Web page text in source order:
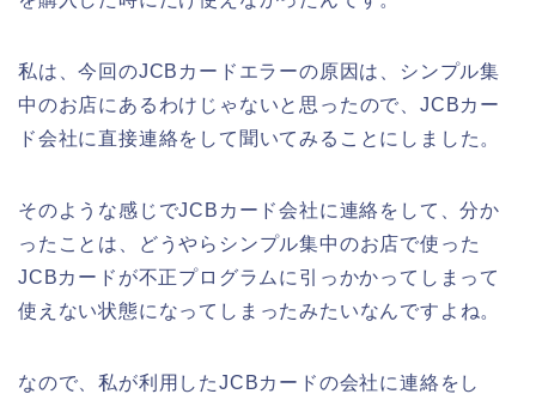
私は、今回のJCBカードエラーの原因は、シンプル集
中のお店にあるわけじゃないと思ったので、JCBカー
ド会社に直接連絡をして聞いてみることにしました。
そのような感じでJCBカード会社に連絡をして、分か
ったことは、どうやらシンプル集中のお店で使った
JCBカードが不正プログラムに引っかかってしまって
使えない状態になってしまったみたいなんですよね。
なので、私が利用したJCBカードの会社に連絡をし